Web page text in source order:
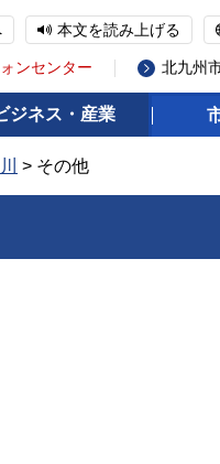
本文を読み上げる
ンセンター 北九州
ジネス・産業
> その他